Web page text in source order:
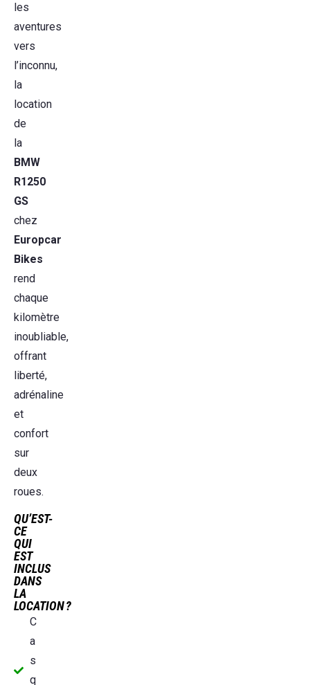
les
aventures
vers
l’inconnu,
la
location
de
la
BMW
R1250
GS
chez
Europcar
Bikes
rend
chaque
kilomètre
inoubliable,
offrant
liberté,
adrénaline
et
confort
sur
deux
roues.
QU’EST-
CE
QUI
EST
INCLUS
DANS
LA
LOCATION ?
C
a
s
q